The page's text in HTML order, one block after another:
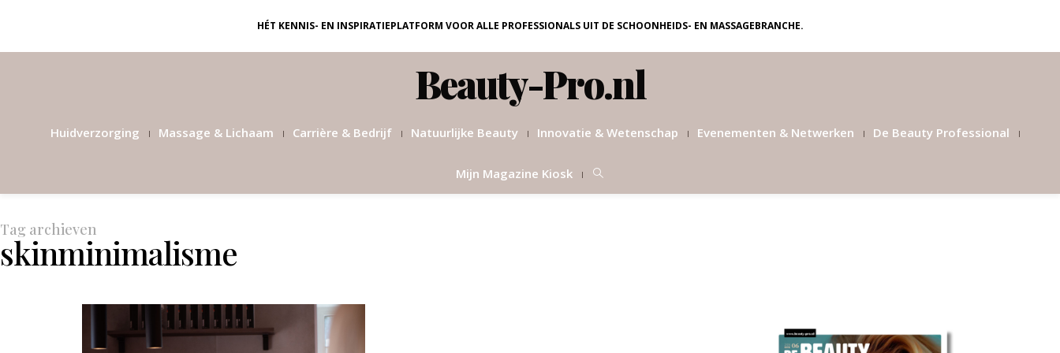
HÉT KENNIS- EN INSPIRATIEPLATFORM VOOR ALLE PROFESSIONALS UIT DE SCHOONHEIDS- EN MASSAGEBRANCHE.
Beauty-Pro.nl
Huidverzorging Massage & Lichaam Carrière & Bedrijf Natuurlijke Beauty Innovatie & Wetenschap Evenementen & Netwerken De Beauty Professional
Mijn Magazine Kiosk
Tag archieven
skinminimalisme